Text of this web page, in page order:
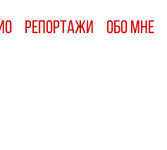
Репортажи Обо мне
Репортажи Обо мне